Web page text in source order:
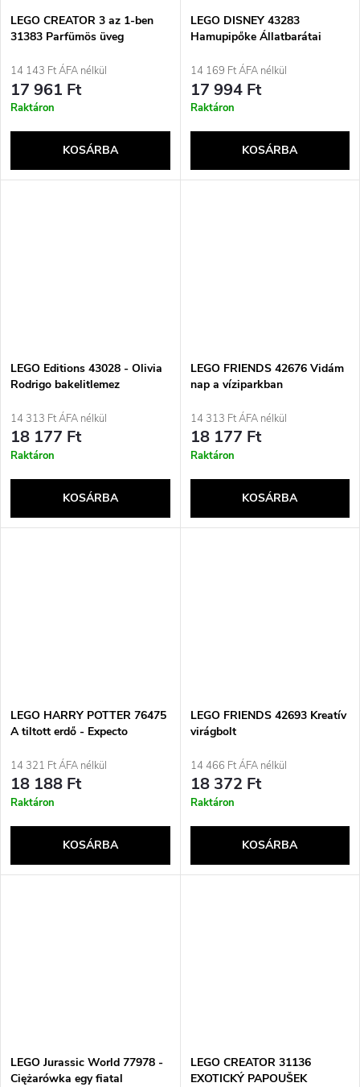
LEGO CREATOR 3 az 1-ben
31383 Parfümös üveg
14 143 Ft ÁFA nélkül
17 961 Ft
Raktáron
KOSÁRBA
LEGO DISNEY 43283
Hamupipőke Állatbarátai
14 169 Ft ÁFA nélkül
17 994 Ft
Raktáron
KOSÁRBA
LEGO Editions 43028 - Olivia
Rodrigo bakelitlemez
14 313 Ft ÁFA nélkül
18 177 Ft
Raktáron
KOSÁRBA
LEGO FRIENDS 42676 Vidám
nap a víziparkban
14 313 Ft ÁFA nélkül
18 177 Ft
Raktáron
KOSÁRBA
LEGO HARRY POTTER 76475
A tiltott erdő - Expecto
14 321 Ft ÁFA nélkül
18 188 Ft
Raktáron
KOSÁRBA
LEGO FRIENDS 42693 Kreatív
virágbolt
14 466 Ft ÁFA nélkül
18 372 Ft
Raktáron
KOSÁRBA
LEGO Jurassic World 77978 -
Ciężarówka egy fiatal
LEGO CREATOR 31136
EXOTICKÝ PAPOUŠEK